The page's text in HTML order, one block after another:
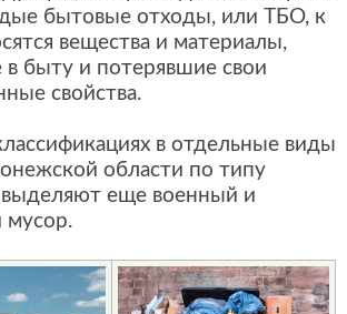
бытовые отходы, или ТБО, к
вещества и материалы,
в быту и потерявшие свои
свойства.
в отдельные виды
области по типу
выделяют еще военный и
мусор.